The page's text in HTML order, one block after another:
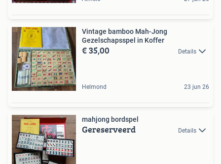
Vintage bamboo Mah-Jong
Gezelschapsspel in Koffer
€ 35,00 Details
Helmond 23 jun 26
mahjong bordspel
Gereserveerd Details